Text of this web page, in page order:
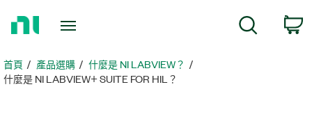
頁首頁 產品選購
什麼是 NI LABVIEW？
什麼是 NI LABVIEW+ SUITE FOR HIL？